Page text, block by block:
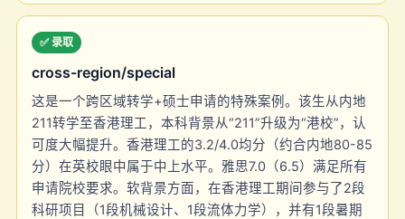
✅ 录取
cross-region/special
这是一个跨区域转学+硕士申请的特殊案例。该生从内地
211转学至香港理工，本科背景从“211”升级为“港校”，认
可度大幅提升。香港理工的3.2/4.0均分（约合内地80-85
分）在英校眼中属于中上水平。雅思7.0（6.5）满足所有
申请院校要求。软背景方面，在香港理工期间参与了2段
科研项目（1段机械设计、1段流体力学），并有1段暑期